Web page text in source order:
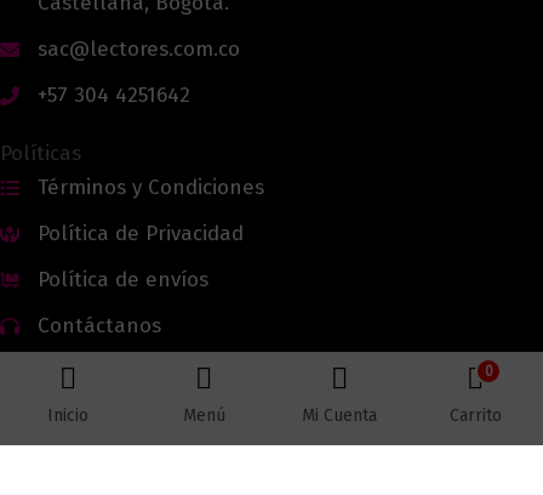
sac@lectores.com.co
+57 304 4251642
Políticas
Términos y Condiciones
Política de Privacidad
Política de envíos
Contáctanos
Todos los derechos reservados © 2026 Lectores.co |
Inicio Menú Mi Cuenta
0
Carrito